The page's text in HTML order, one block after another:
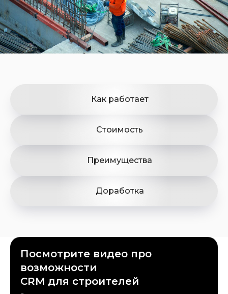
Как работает
Стоимость
Преимущества
Доработка
Посмотрите видео про
возможности
CRM для строителей